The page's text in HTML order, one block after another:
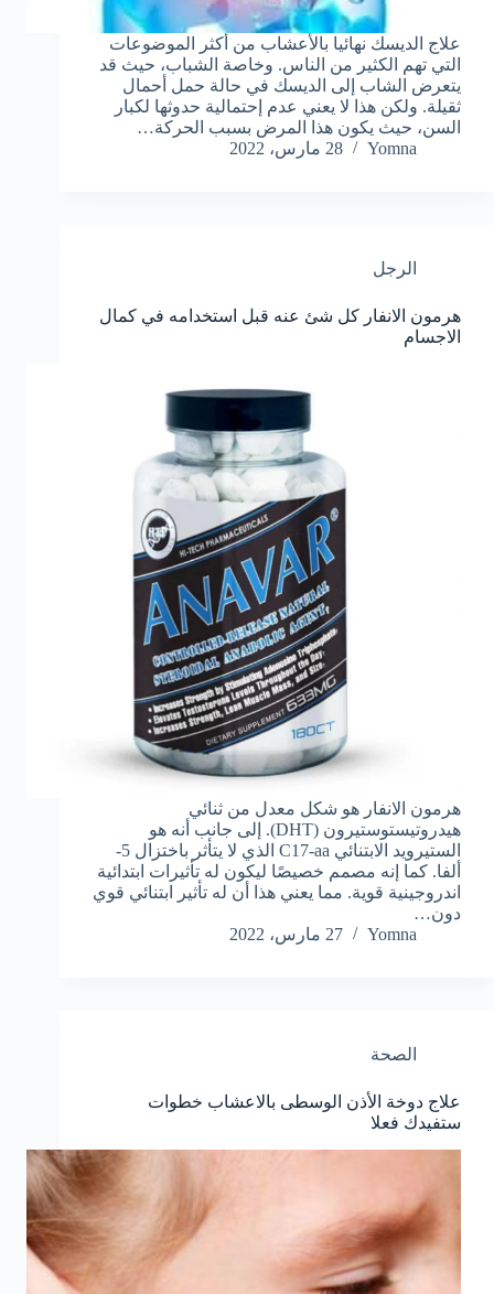
علاج الديسك نهائيا بالأعشاب من أكثر الموضوعات
التي تهم الكثير من الناس. وخاصة الشباب، حيث قد
يتعرض الشاب إلى الديسك في حالة حمل أحمال
ثقيلة. ولكن هذا لا يعني عدم إحتمالية حدوثها لكبار
السن، حيث يكون هذا المرض بسبب الحركة…
Yomna
28 مارس، 2022
الرجل
هرمون الانفار كل شئ عنه قبل استخدامه في كمال
الاجسام
هرمون الانفار هو شكل معدل من ثنائي
هيدروتيستوستيرون (DHT). إلى جانب أنه هو
الستيرويد الابتنائي C17-aa الذي لا يتأثر باختزال 5-
ألفا. كما إنه مصمم خصيصًا ليكون له تأثيرات ابتدائية
اندروجينية قوية. مما يعني هذا أن له تأثير ابتنائي قوي
دون…
Yomna
27 مارس، 2022
الصحة
علاج دوخة الأذن الوسطى بالاعشاب خطوات
ستفيدك فعلا